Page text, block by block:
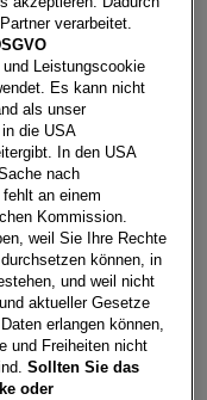
verarbeitet.
Leistungscookie
Es kann nicht
als unser
die USA
In den USA
nach
an einem
Kommission.
weil Sie Ihre Rechte
können, in
und weil nicht
aktueller Gesetze
erlangen können,
und Freiheiten nicht
Sollten Sie das
oder